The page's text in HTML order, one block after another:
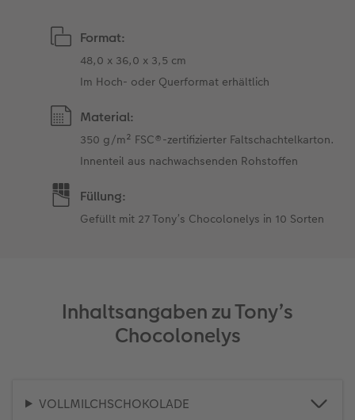
Format:
48,0 x 36,0 x 3,5 cm
Im Hoch- oder Querformat erhältlich
Material:
350 g/m² FSC®-zertifizierter Faltschachtelkarton.
Innenteil aus nachwachsenden Rohstoffen
Füllung:
Gefüllt mit 27 Tony’s Chocolonelys in 10 Sorten
Inhaltsangaben zu Tony’s
Chocolonelys
VOLLMILCHSCHOKOLADE